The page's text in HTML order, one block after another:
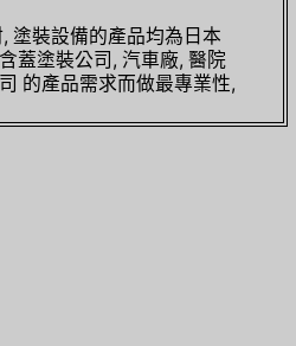
塗裝設備的產品均為日本
蓋塗裝公司, 汽車廠, 醫院
的產品需求而做最專業性,